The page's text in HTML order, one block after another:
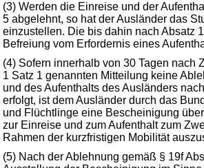
(3) Werden die Einreise und der
5 abgelehnt, so hat der Ausländer das
einzustellen. Die bis dahin nach Absatz
Befreiung vom Erfordernis eines
(4) Sofern innerhalb von 30 Tagen nach
1 Satz 1 genannten Mitteilung keine
und des Aufenthalts des Ausländers
erfolgt, ist dem Ausländer durch das
und Flüchtlinge eine Bescheinigung
zur Einreise und zum Aufenthalt zum
Rahmen der kurzfristigen Mobilität
(5) Nach der Ablehnung gemäß § 19f